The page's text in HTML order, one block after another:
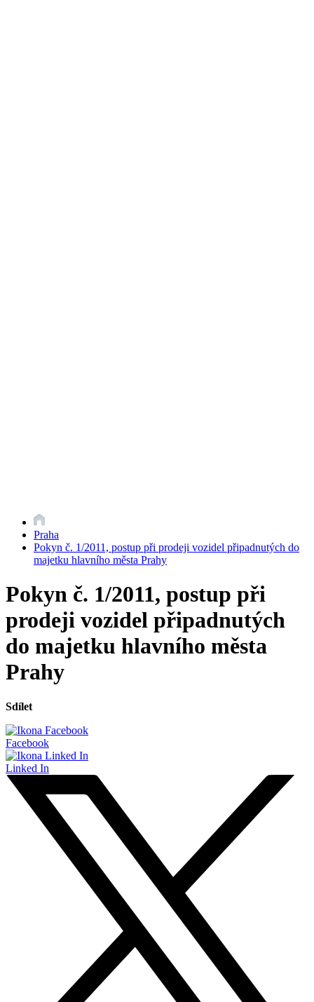
Praha
Pokyn č. 1/2011, postup při prodeji vozidel připadnutých do
majetku hlavního města Prahy
Pokyn č. 1/2011, postup při
prodeji vozidel připadnutých
do majetku hlavního města
Prahy
Sdílet
Facebook
Linked In